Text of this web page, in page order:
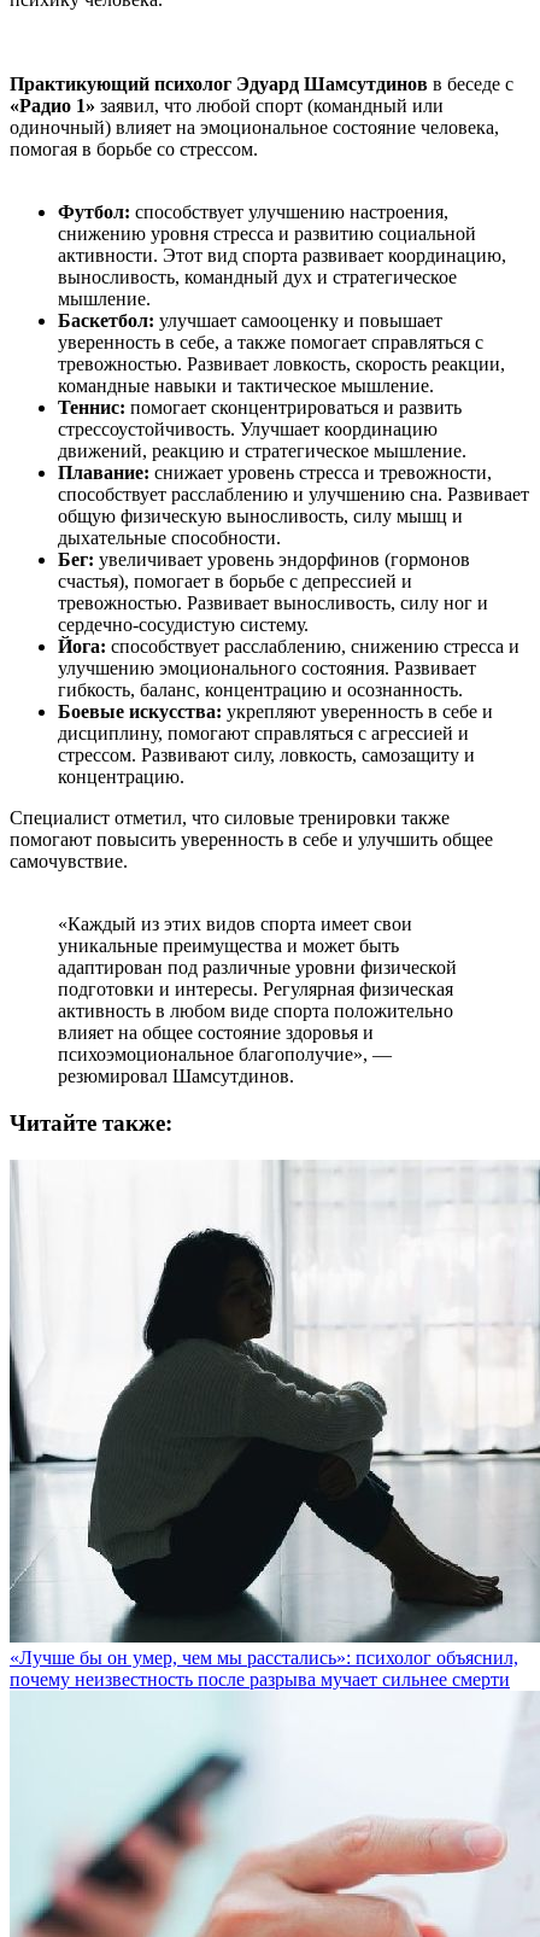
Практикующий психолог Эдуард Шамсутдинов в беседе с
«Радио 1» заявил, что любой спорт (командный или
одиночный) влияет на эмоциональное состояние человека,
помогая в борьбе со стрессом.
Футбол: способствует улучшению настроения,
снижению уровня стресса и развитию социальной
активности. Этот вид спорта развивает координацию,
выносливость, командный дух и стратегическое
мышление.
Баскетбол: улучшает самооценку и повышает
уверенность в себе, а также помогает справляться с
тревожностью. Развивает ловкость, скорость реакции,
командные навыки и тактическое мышление.
Теннис: помогает сконцентрироваться и развить
стрессоустойчивость. Улучшает координацию
движений, реакцию и стратегическое мышление.
Плавание: снижает уровень стресса и тревожности,
способствует расслаблению и улучшению сна. Развивает
общую физическую выносливость, силу мышц и
дыхательные способности.
Бег: увеличивает уровень эндорфинов (гормонов
счастья), помогает в борьбе с депрессией и
тревожностью. Развивает выносливость, силу ног и
сердечно-сосудистую систему.
Йога: способствует расслаблению, снижению стресса и
улучшению эмоционального состояния. Развивает
гибкость, баланс, концентрацию и осознанность.
Боевые искусства: укрепляют уверенность в себе и
дисциплину, помогают справляться с агрессией и
стрессом. Развивают силу, ловкость, самозащиту и
концентрацию.
Специалист отметил, что силовые тренировки также
помогают повысить уверенность в себе и улучшить общее
самочувствие.
«Каждый из этих видов спорта имеет свои
уникальные преимущества и может быть
адаптирован под различные уровни физической
подготовки и интересы. Регулярная физическая
активность в любом виде спорта положительно
влияет на общее состояние здоровья и
психоэмоциональное благополучие», —
резюмировал Шамсутдинов.
Читайте также:
«Лучше бы он умер, чем мы расстались»: психолог объяснил,
почему неизвестность после разрыва мучает сильнее смерти